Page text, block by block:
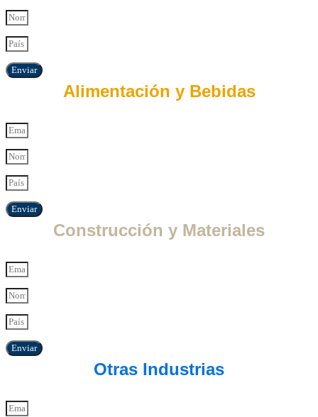
Enviar
Alimentación y Bebidas
Enviar
Construcción y Materiales
Enviar
Otras Industrias